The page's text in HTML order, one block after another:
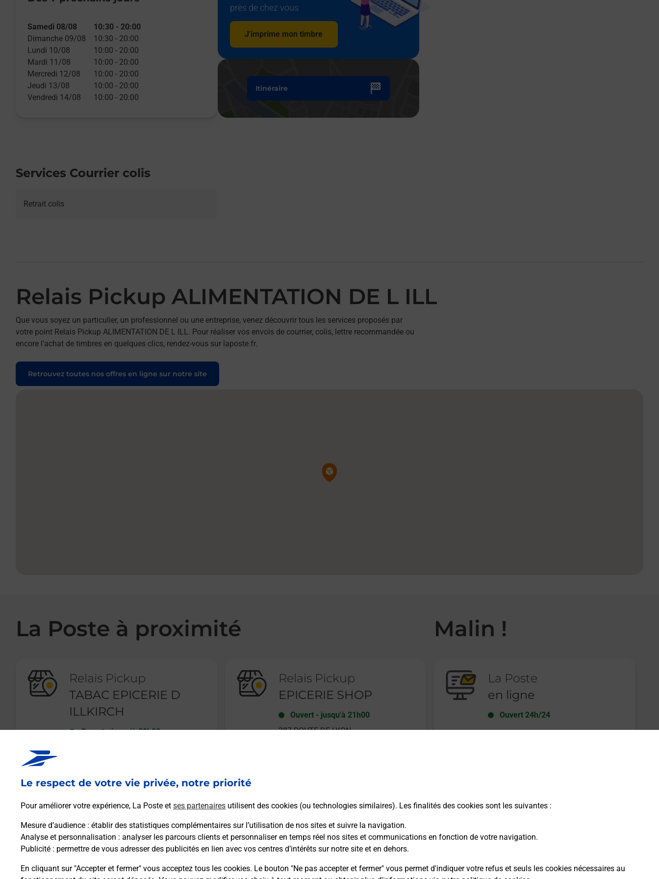
Le respect de votre vie privée, notre priorité
Pour améliorer votre expérience, La Poste et ses partenaires utilisent des cookies (ou technologies similaires). Les finalités des cookies sont les suivantes :
Mesure d’audience : établir des statistiques complémentaires sur l’utilisation de nos sites et suivre la navigation.
Analyse et personnalisation : analyser les parcours clients et personnaliser en temps réel nos sites et communications en fonction de votre navigation.
Publicité : permettre de vous adresser des publicités en lien avec vos centres d’intérêts sur notre site et en dehors.
En cliquant sur "Accepter et fermer" vous acceptez tous les cookies. Le bouton "Ne pas accepter et fermer" vous permet d'indiquer votre refus et seuls les cookies nécessaires au
Samedi 08/08 10:30 - 20:00
Dimanche 09/08
10:30 - 20:00
Lundi 10/08
10:00 - 20:00
Mardi 11/08
10:00 - 20:00
Mercredi 12/08
10:00 - 20:00
Jeudi 13/08
10:00 - 20:00
Vendredi 14/08
10:00 - 20:00
près de chez vous
J'imprime mon timbre
Itinéraire
Services Courrier colis
Retrait colis
Relais Pickup ALIMENTATION DE L ILL
Que vous soyez un particulier, un professionnel ou une entreprise, venez découvrir tous les services proposés par
votre point Relais Pickup ALIMENTATION DE L ILL. Pour réaliser vos envois de courrier, colis, lettre recommandée ou
encore l'achat de timbres en quelques clics, rendez-vous sur laposte.fr.
Retrouvez toutes nos offres en ligne sur notre site
Pin de la carte
La Poste à proximité
Relais Pickup
TABAC EPICERIE D
ILLKIRCH
Ouvert-jusqu'à 20h00
En savoir plus
Relais Pickup
EPICERIE SHOP
Ouvert- jusqu'à 21h00
287 ROUTE DE LYON
Malin !
La Poste
en ligne
Ouvert 24h/24